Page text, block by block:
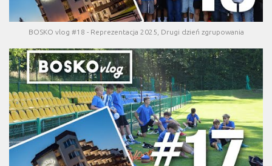
BOSKO vlog #18 - Reprezentacja 2025, Drugi dzień zgrupowania